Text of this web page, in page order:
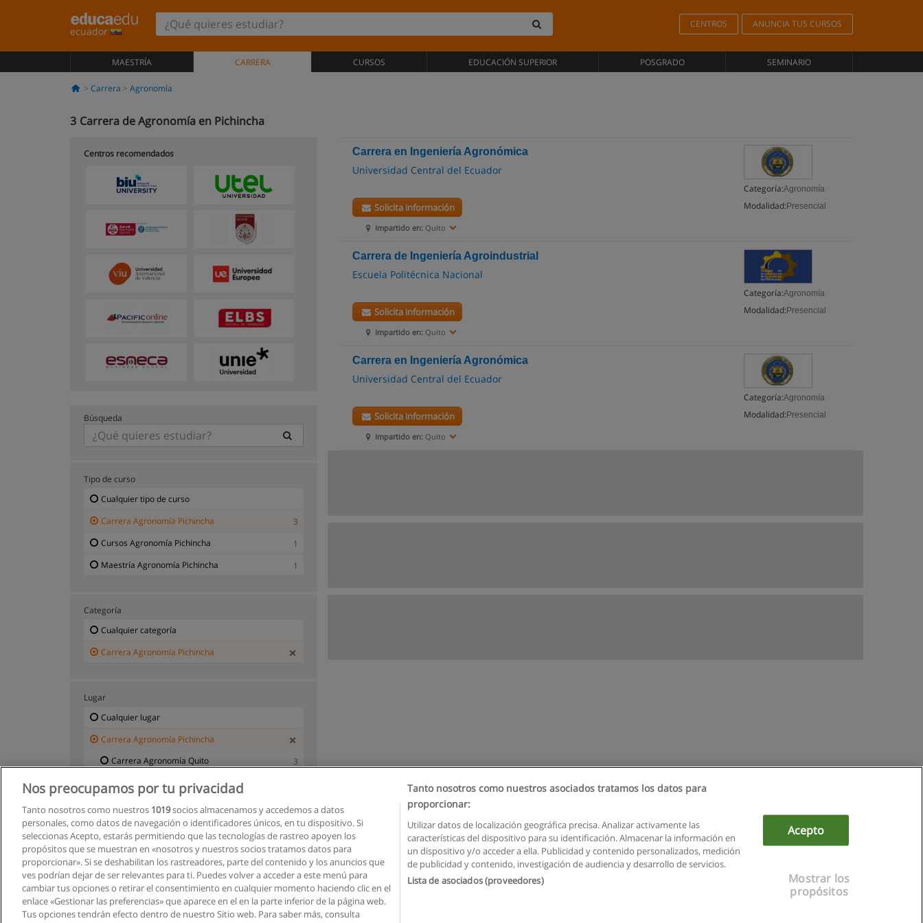
ecuador
CENTROS ANUNCIA TUS CURSOS
MAESTRÍA CARRERA CURSOS EDUCACIÓN SUPERIOR POSGRADO SEMINARIO
Carrera Agronomía
3 Carrera de Agronomía en Pichincha
Carrera en Ingeniería Agronómica
Universidad Central del Ecuador
Categoría:Agronomía
Modalidad: Presencial
Impartido en: Quito
Solicita información
Carrera de Ingeniería Agroindustrial
Escuela Politécnica Nacional
Categoría:Agronomía
Modalidad: Presencial
Impartido en: Quito
Solicita información
Carrera en Ingeniería Agronómica
Universidad Central del Ecuador
Categoría:Agronomía
Modalidad: Presencial
Impartido en: Quito
Solicita información
Centros recomendados
Búsqueda
Tipo de curso
Cualquier tipo de curso
Carrera Agronomía Pichincha
3
Cursos Agronomía Pichincha
1
Maestría Agronomía Pichincha
1
Categoría
Cualquier categoría
Carrera Agronomía Pichincha
Lugar
Cualquier lugar
Carrera Agronomía Pichincha
Carrera Agronomía Quito
3
Reglas de uso Privacidad de datos Contactar con Educaedu
Copyright © Educaedu Business S.L. - CIF : B-95610580: - www.educaedu.com.ec
Nos preocupamos por tu privacidad
Tanto nosotros como nuestros 1019socios almacenamos y accedemos a datos
personales, como datos de navegación o identificadores únicos, en tu dispositivo. Si
seleccionas Acepto, estarás permitiendo que las tecnologías de rastreo apoyen los
propósitos que se muestran en «nosotros y nuestros socios tratamos datos para
proporcionar». Si se deshabilitan los rastreadores, parte del contenido y los anuncios que
ves podrían dejar de ser relevantes para ti. Puedes volver a acceder a este menú para
cambiar tus opciones o retirar el consentimiento en cualquier momento haciendo clic en el
enlace «Gestionar las preferencias» que aparece en el en la parte inferior de la página web.
Tus opciones tendrán efecto dentro de nuestro Sitio web. Para saber más, consulta
Tanto nosotros como nuestros asociados tratamos los datos para
proporcionar:
Utilizar datos de localización geográfica precisa. Analizar activamente las
características del dispositivo para su identificación. Almacenar la información en
un dispositivo y/o acceder a ella. Publicidad y contenido personalizados, medición
de publicidad y contenido, investigación de audiencia y desarrollo de servicios.
Lista de asociados (proveedores)
Acepto
Mostrar los
propósitos